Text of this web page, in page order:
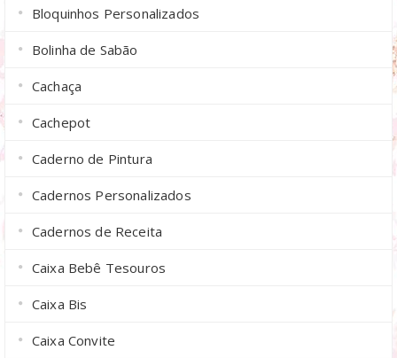
Bloquinhos Personalizados
Bolinha de Sabão
Cachaça
Cachepot
Caderno de Pintura
Cadernos Personalizados
Cadernos de Receita
Caixa Bebê Tesouros
Caixa Bis
Caixa Convite